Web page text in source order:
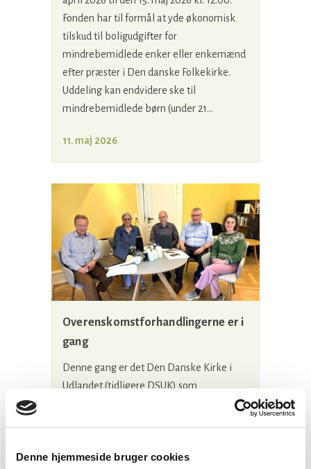
Denne hjemmeside bruger cookies
Fonden har til formål at yde økonomisk
tilskud til boligudgifter for
mindrebemidlede enker eller enkemænd
efter præster i Den danske Folkekirke.
Uddeling kan endvidere ske til
mindrebemidlede børn (under 21...
11. maj 2026
Overenskomstforhandlingerne er i
gang
Denne gang er det Den Danske Kirke i
Udlandet (tidligere DSUK) som
overenskomstforhandlingerne på det